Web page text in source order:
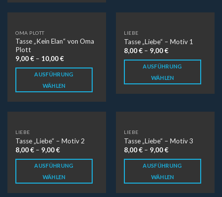
OMA PLOTT
Tasse „Kein Elan“ von Oma
Plott
9,00€ – 10,00€
AUSFÜHRUNG
WÄHLEN
LIEBE
Tasse „Liebe“ – Motiv 1
8,00€ – 9,00€
AUSFÜHRUNG
WÄHLEN
LIEBE
Tasse „Liebe“ – Motiv 2
8,00€ – 9,00€
AUSFÜHRUNG
WÄHLEN
LIEBE
Tasse „Liebe“ – Motiv 3
8,00€ – 9,00€
AUSFÜHRUNG
WÄHLEN